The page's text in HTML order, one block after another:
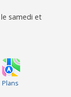
samedi et
Plans